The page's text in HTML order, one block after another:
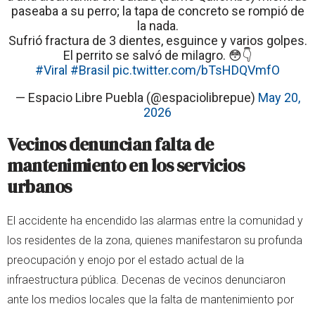
paseaba a su perro; la tapa de concreto se rompió de
la nada.
​Sufrió fractura de 3 dientes, esguince y varios golpes.
El perrito se salvó de milagro. 😳👇
#Viral #Brasil pic.twitter.com/bTsHDQVmfO
— Espacio Libre Puebla (@espaciolibrepue) May 20,
2026
Vecinos denuncian falta de
mantenimiento en los servicios
urbanos
El accidente ha encendido las alarmas entre la comunidad y
los residentes de la zona, quienes manifestaron su profunda
preocupación y enojo por el estado actual de la
infraestructura pública. Decenas de vecinos denunciaron
ante los medios locales que la falta de mantenimiento por